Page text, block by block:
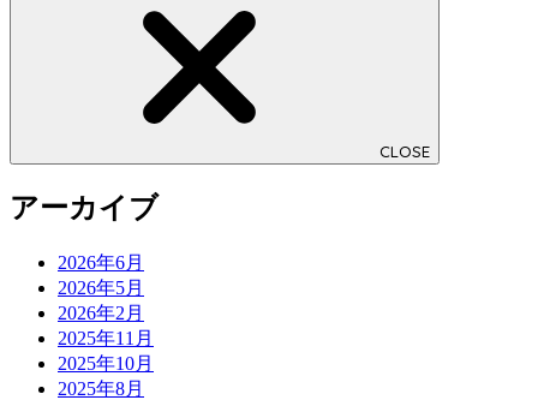
CLOSE
アーカイブ
2026年6月
2026年5月
2026年2月
2025年11月
2025年10月
2025年8月